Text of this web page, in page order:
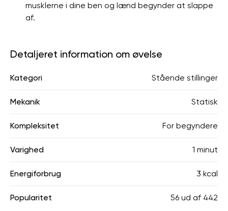
musklerne i dine ben og lænd begynder at slappe
af.
Detaljeret information om øvelse
Kategori Stående stillinger
Mekanik Statisk
Kompleksitet For begyndere
Varighed 1 minut
Energiforbrug 3 kcal
Popularitet 56 ud af 442